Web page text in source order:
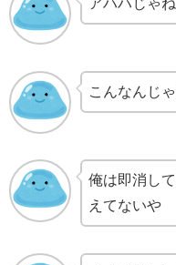
こんなんじ
俺は即消し
えてないや